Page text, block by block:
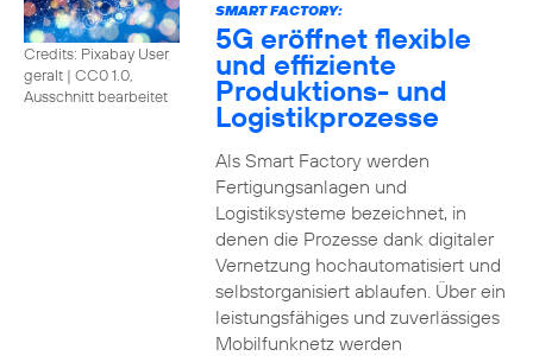
Credits: Pixabay User
geralt | CC0 1.0,
Ausschnitt bearbeitet
SMART FACTORY:
5G eröffnet flexible
und effiziente
Produktions- und
Logistikprozesse
Als Smart Factory werden
Fertigungsanlagen und
Logistiksysteme bezeichnet, in
denen die Prozesse dank digitaler
Vernetzung hochautomatisiert und
selbstorganisiert ablaufen. Über ein
leistungsfähiges und zuverlässiges
Mobilfunknetz werden